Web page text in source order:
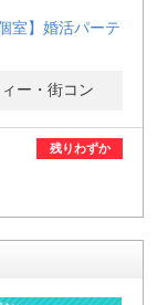
室】婚活パーテ
ー・街コン
残りわずか